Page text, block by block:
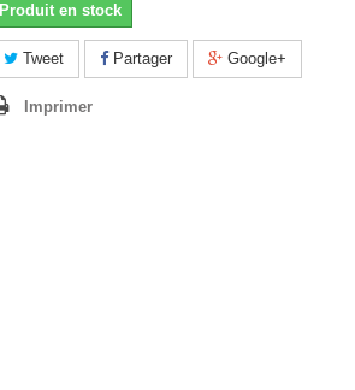
Produit en stock
Tweet Partager Google+
Imprimer